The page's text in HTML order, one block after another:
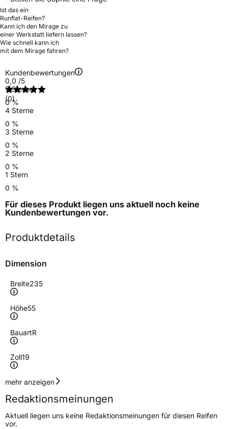
Ist das ein
Runflat-Reifen?
Kann ich den Mirage zu
einer Werkstatt liefern lassen?
Wie schnell kann ich
mit dem Mirage fahren?
Kundenbewertungen
0,0 /5
(0)
5 Sterne
0 %
4 Sterne
0 %
3 Sterne
0 %
2 Sterne
0 %
1 Stern
0 %
Für dieses Produkt liegen uns aktuell noch keine
Kundenbewertungen vor.
Produktdetails
Dimension
Breite235
Höhe55
BauartR
Zoll19
Geschwindigkeitsindex
Höchstgeschwindigkeit
240 km/h
Lastindex105
mehr anzeigen
Redaktionsmeinungen
Aktuell liegen uns keine Redaktionsmeinungen für diesen Reifen
vor.